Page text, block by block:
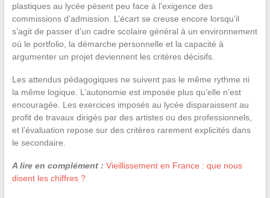
plastiques au lycée pèsent peu face à l’exigence des
commissions d’admission. L’écart se creuse encore lorsqu’il
s’agit de passer d’un cadre scolaire général à un environnement
où le portfolio, la démarche personnelle et la capacité à
argumenter un projet deviennent les critères décisifs.
Les attendus pédagogiques ne suivent pas le même rythme ni
la même logique. L’autonomie est imposée plus qu’elle n’est
encouragée. Les exercices imposés au lycée disparaissent au
profit de travaux dirigés par des artistes ou des professionnels,
et l’évaluation repose sur des critères rarement explicités dans
le secondaire.
A lire en complément : Vieillissement en France : que nous
disent les chiffres ?